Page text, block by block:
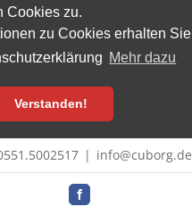
Cookies zu.
zu Cookies erhalten Sie
Mehr dazu
Verstanden!
| info@cuborg.de
Facebook